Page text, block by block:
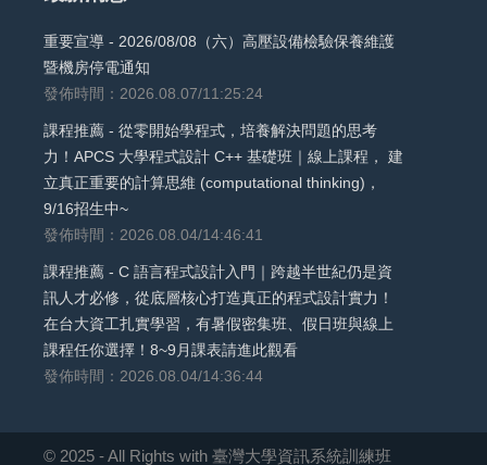
重要宣導 - 2026/08/08（六）高壓設備檢驗保養維護
暨機房停電通知
發佈時間：2026.08.07/11:25:24
課程推薦 - 從零開始學程式，培養解決問題的思考
力！APCS 大學程式設計 C++ 基礎班｜線上課程， 建
立真正重要的計算思維 (computational thinking)，
9/16招生中~
發佈時間：2026.08.04/14:46:41
課程推薦 - C 語言程式設計入門｜跨越半世紀仍是資
訊人才必修，從底層核心打造真正的程式設計實力！
在台大資工扎實學習，有暑假密集班、假日班與線上
課程任你選擇！8~9月課表請進此觀看
發佈時間：2026.08.04/14:36:44
© 2025 - All Rights with 臺灣大學資訊系統訓練班